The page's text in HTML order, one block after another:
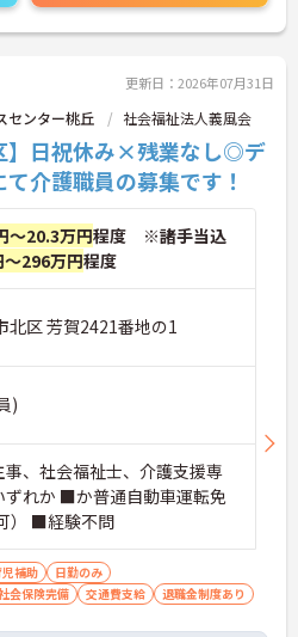
更新日：2026年07月31日
センター桃丘 社会福祉法人義風会
】日祝休み×残業なし◎デ
介護職員の募集です！
～20.3万円程度 ※諸手当込
296万円程度
北区 芳賀2421番地の1
)
、社会福祉士、介護支援専
ずれか ■か普通自動車運転免
） ■経験不問
補助
日勤のみ
会保険完備 交通費支給 退職金制度あり